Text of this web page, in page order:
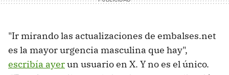
"Ir mirando las actualizaciones de embalses.net
es la mayor urgencia masculina que hay",
escribía ayerun usuario en X. Y no es el único.